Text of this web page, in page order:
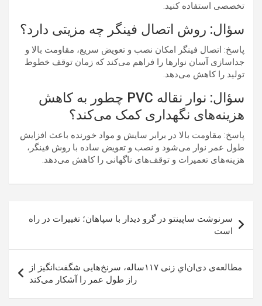
تخصصی استفاده کنید.
سؤال: روش اتصال فینگر چه مزیتی دارد؟
پاسخ: اتصال فینگر امکان نصب و تعویض سریع، مقاومت بالا و
جداسازی آسان نوارها را فراهم می‌کند که زمان توقف خطوط
تولید را کاهش می‌دهد.
سؤال: نوار نقاله PVC چطور به کاهش
هزینه‌های نگهداری کمک می‌کند؟
پاسخ: مقاومت بالا در برابر سایش و مواد خورنده باعث افزایش
طول عمر نوار می‌شود و نصب و تعویض ساده با روش فینگر،
هزینه‌های تعمیرات و توقف‌های ناگهانی را کاهش می‌دهد.
نوشته
سرنوشت ساپینتو در گرو دیدار با سپاهان؛ تغییرات در راه
است
مطالعه‌ی دی‌ان‌ایِ زنی ۱۱۷ساله، سرنخ‌هایی شگفت‌انگیز از
راز طول عمر را آشکار می‌کند